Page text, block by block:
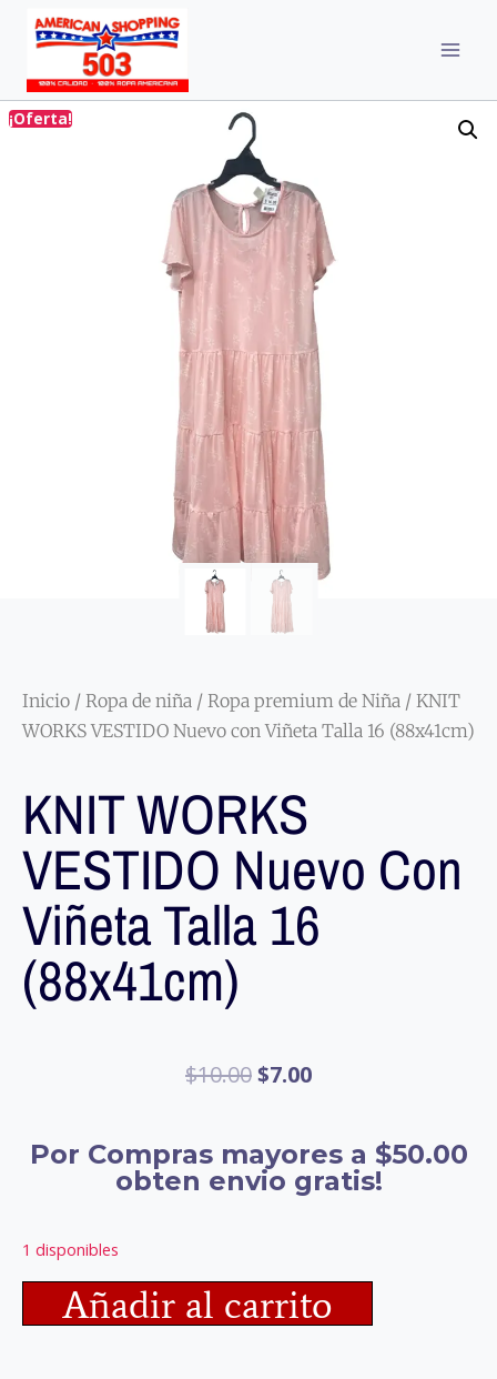
¡Oferta!
Inicio / Ropa de niña / Ropa premium de Niña / KNIT
WORKS VESTIDO Nuevo con Viñeta Talla 16 (88x41cm)
KNIT WORKS
VESTIDO Nuevo Con
Viñeta Talla 16
(88x41cm)
$10.00$7.00
Por Compras mayores a $50.00
obten envio gratis!
1 disponibles
Añadir al carrito